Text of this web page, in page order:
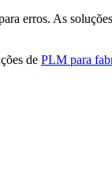
erros. As
de PLM para